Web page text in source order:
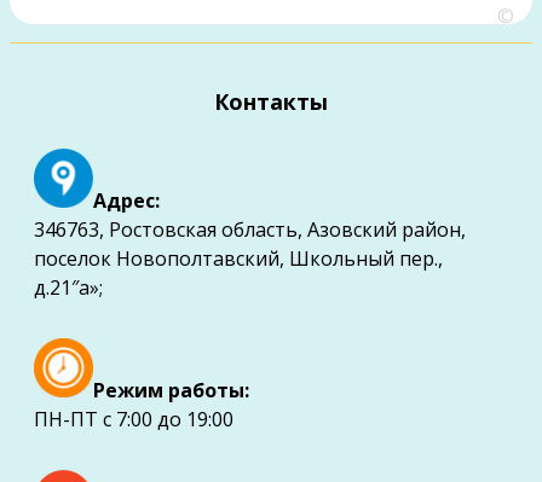
©
Контакты
Адрес:
346763, Ростовская область, Азовский район,
поселок Новополтавский, Школьный пер.,
д.21″а»;
Режим работы:
ПН-ПТ с 7:00 до 19:00